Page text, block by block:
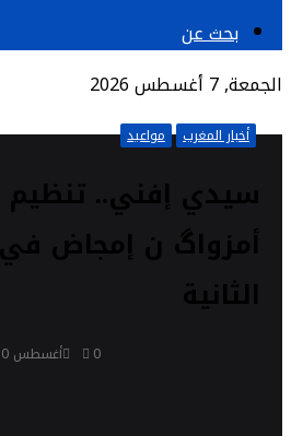
بحث عن
الجمعة, 7 أغسطس 2026
أخبار المغرب مواعيد
سيدي إفني..
أمزواگ ن إمجاض
الثانية
أغسطس 30, 2023 0